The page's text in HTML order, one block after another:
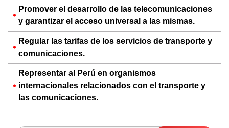
Promover el desarrollo de las telecomunicaciones
y garantizar el acceso universal a las mismas.
Regular las tarifas de los servicios de transporte y
comunicaciones.
Representar al Perú en organismos
internacionales relacionados con el transporte y
las comunicaciones.